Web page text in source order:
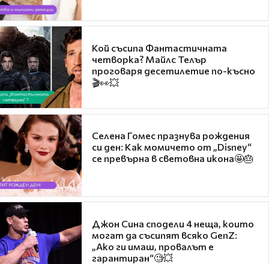
Кой съсипа Фантастичната
четворка? Майлс Телър
проговаря десетилетие по-късно
🎬👀💥
Селена Гомес празнува рождения
си ден: Как момичето от „Disney“
се превърна в световна икона🤩🎂
Джон Сина сподели 4 неща, които
могат да съсипят всяко GenZ:
„Ако ги имаш, провалът е
гарантиран“🧐💥